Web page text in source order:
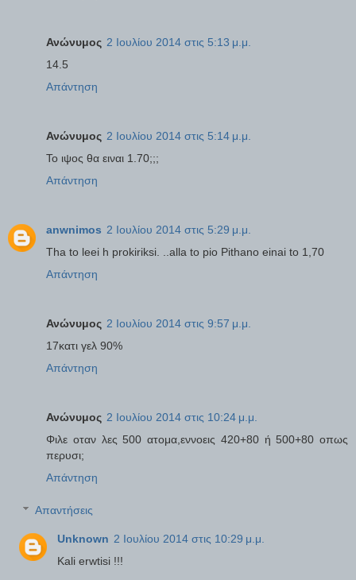
Ανώνυμος 2 Ιουλίου 2014 στις 5:13 μ.μ.
14.5
Απάντηση
Ανώνυμος 2 Ιουλίου 2014 στις 5:14 μ.μ.
Το ιψος θα ειναι 1.70;;;
Απάντηση
anwnimos 2 Ιουλίου 2014 στις 5:29 μ.μ.
Tha to leei h prokiriksi. ..alla to pio Pithano einai to 1,70
Απάντηση
Ανώνυμος 2 Ιουλίου 2014 στις 9:57 μ.μ.
17κατι γελ 90%
Απάντηση
Ανώνυμος 2 Ιουλίου 2014 στις 10:24 μ.μ.
Φιλε οταν λες 500 ατομα,εννοεις 420+80 ή 500+80 οπως
περυσι;
Απάντηση
Απαντήσεις
Unknown 2 Ιουλίου 2014 στις 10:29 μ.μ.
Kali erwtisi !!!